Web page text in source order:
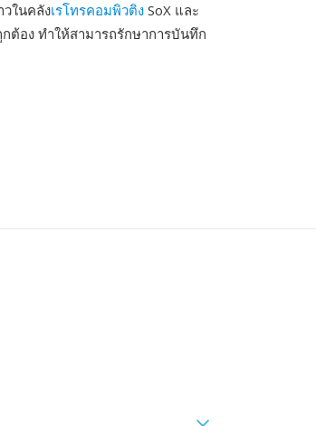
ในคลังเรโทรคอมพิวติง SoX และ
ต้อง ทำให้สามารถรักษาการบันทึก